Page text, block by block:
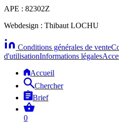
APE : 82302Z
Webdesign : Thibaut LOCHU
Conditions générales de vente
d'utilisationInformations légales
Accueil
Chercher
Brief
0